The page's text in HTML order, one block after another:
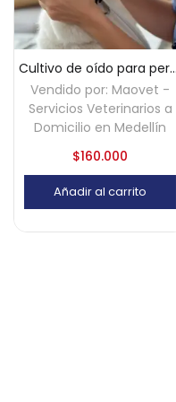
Cultivo de oído para perros y gatos a domicilio – Medellín
Vendido por: Maovet -
Servicios Veterinarios a
Domicilio en Medellín
$160.000
Añadir al carrito